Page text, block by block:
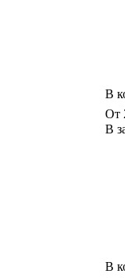
В
От
В
В